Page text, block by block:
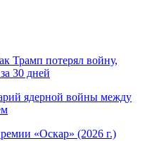
Трамп потерял войну,
30 дней
ядерной войны между
«Оскар» (2026 г.)